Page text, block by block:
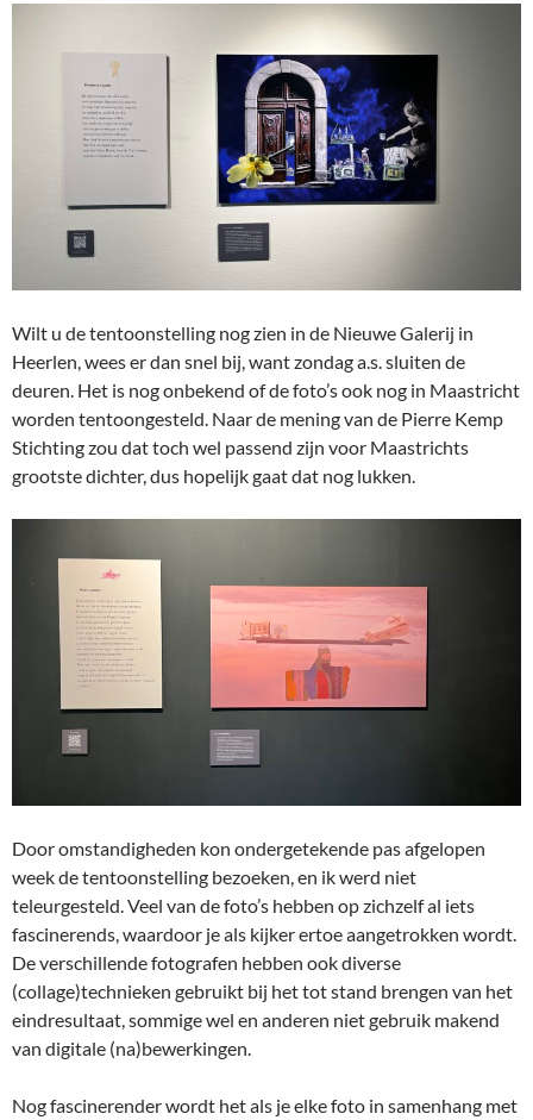
Wilt u de tentoonstelling nog zien in de Nieuwe Galerij in
Heerlen, wees er dan snel bij, want zondag a.s. sluiten de
deuren. Het is nog onbekend of de foto’s ook nog in Maastricht
worden tentoongesteld. Naar de mening van de Pierre Kemp
Stichting zou dat toch wel passend zijn voor Maastrichts
grootste dichter, dus hopelijk gaat dat nog lukken.
Door omstandigheden kon ondergetekende pas afgelopen
week de tentoonstelling bezoeken, en ik werd niet
teleurgesteld. Veel van de foto’s hebben op zichzelf al iets
fascinerends, waardoor je als kijker ertoe aangetrokken wordt.
De verschillende fotografen hebben ook diverse
(collage)technieken gebruikt bij het tot stand brengen van het
eindresultaat, sommige wel en anderen niet gebruik makend
van digitale (na)bewerkingen.
Nog fascinerender wordt het als je elke foto in samenhang met